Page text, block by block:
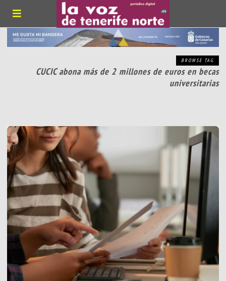
BROWSE TAG
CUCIC abona más de 2 millones de euros en becas
universitarias